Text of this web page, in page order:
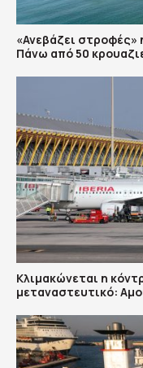
«Ανεβάζει στροφές»
Πάνω από 50
Κλιμακώνεται η
μεταναστευτικό: